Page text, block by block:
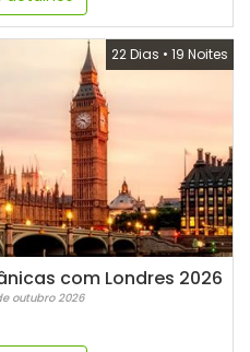
22 Dias • 19 Noites
com Londres 2026
outubro 2026